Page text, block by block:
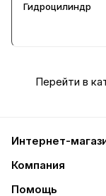
Гидроцилиндр
Перейти в
Интернет-
Компания
Помощь